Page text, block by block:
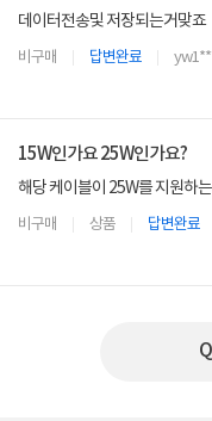
데이터전송및 저장되는거맞죠
비구매 답변완료
15W인가요 25W인가요?
해당 케이블이 25W를 지원하
비구매 상품 답변완료